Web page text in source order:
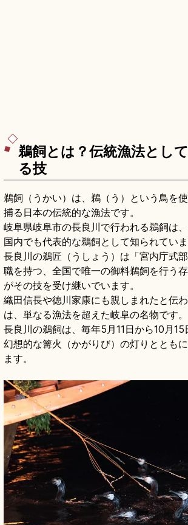
鵜飼とは？伝統漁法とし
る技
鵜飼（うかい）は、鵜（う）という鳥を
捕る日本の伝統的な漁法です。
岐阜県岐阜市の長良川で行われる鵜飼は、
国内でも代表的な鵜飼として知られていま
長良川の鵜匠（うしょう）は「宮内庁式
職を持つ、全国で唯一の御料鵜飼を行う
がその技を受け継いでいます。
織田信長や徳川家康にも親しまれたと伝
は、単なる漁法を超えた岐阜の名物です。
長良川の鵜飼は、毎年5月11日から10月15
幻想的な篝火（かがりび）の灯りととも
ます。